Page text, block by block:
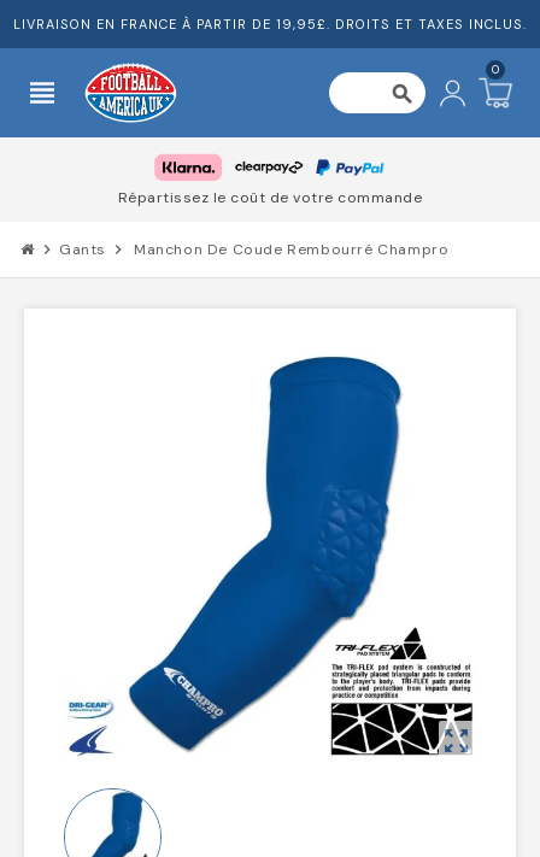
LIVRAISON EN FRANCE À PARTIR DE 19,95£. DROITS ET TAXES INCLUS.
view_headline search
0
Répartissez le coût de votre commande
chevron_right Gants chevron_right Manchon De Coude Rembourré Champro
zoom_out_map